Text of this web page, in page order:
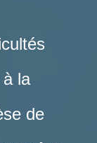
la
de